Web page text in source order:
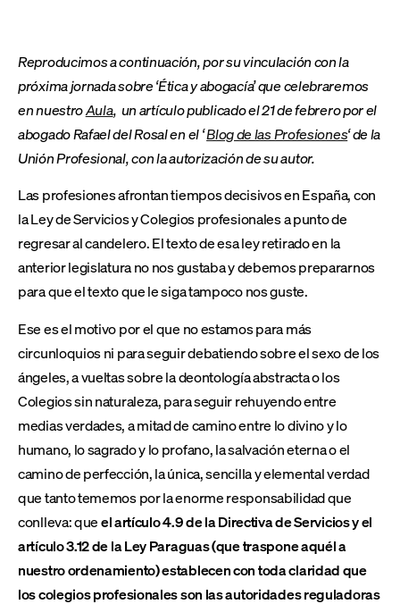
Reproducimos a continuación, por su vinculación con la
próxima jornada sobre ‘Ética y abogacía’ que celebraremos
en nuestroAula, un artículo publicado el 21 de febrero por el
abogado Rafael del Rosal en el ‘Blog de las Profesiones‘ de la
Unión Profesional, con la autorización de su autor.
Las profesiones afrontan tiempos decisivos en España, con
la Ley de Servicios y Colegios profesionales a punto de
regresar al candelero. El texto de esa ley retirado en la
anterior legislatura no nos gustaba y debemos prepararnos
para que el texto que le siga tampoco nos guste.
Ese es el motivo por el que no estamos para más
circunloquios ni para seguir debatiendo sobre el sexo de los
ángeles, a vueltas sobre la deontología abstracta o los
Colegios sin naturaleza, para seguir rehuyendo entre
medias verdades, a mitad de camino entre lo divino y lo
humano, lo sagrado y lo profano, la salvación eterna o el
camino de perfección, la única, sencilla y elemental verdad
que tanto tememos por la enorme responsabilidad que
conlleva: queel artículo 4.9 de la Directiva de Servicios y el
artículo 3.12 de la Ley Paraguas (que traspone aquél a
nuestro ordenamiento) establecen con toda claridad que
los colegios profesionales son las autoridades reguladoras